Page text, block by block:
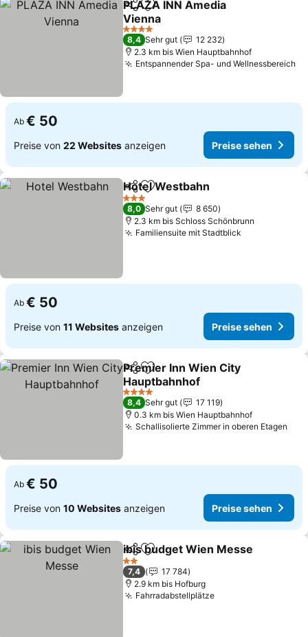
TeilenZu Favoriten hinzufügen
PLAZA INN Amedia
Vienna
4 Sterne
8,4 Sehr gut
12 232
2.3 km bis Wien Hauptbahnhof
Entspannender Spa- und Wellnessbereich
Ab € 50
Preise von 22 Websites anzeigen Preise sehen
TeilenZu Favoriten hinzufügen
Hotel Westbahn
3 Sterne
8,0 Sehr gut
8 650
2.3 km bis Schloss Schönbrunn
Familiensuite mit Stadtblick
Ab € 50
Preise von 11 Websites anzeigen Preise sehen
TeilenZu Favoriten hinzufügen
Premier Inn Wien City
Hauptbahnhof
4 Sterne
8,4 Sehr gut
17 119
0.3 km bis Wien Hauptbahnhof
Schallisolierte Zimmer in oberen Etagen
Ab € 50
Preise von 10 Websites anzeigen Preise sehen
TeilenZu Favoriten hinzufügen
ibis budget Wien Messe
2 Sterne
7,4
17 784
2.9 km bis Hofburg
Fahrradabstellplätze